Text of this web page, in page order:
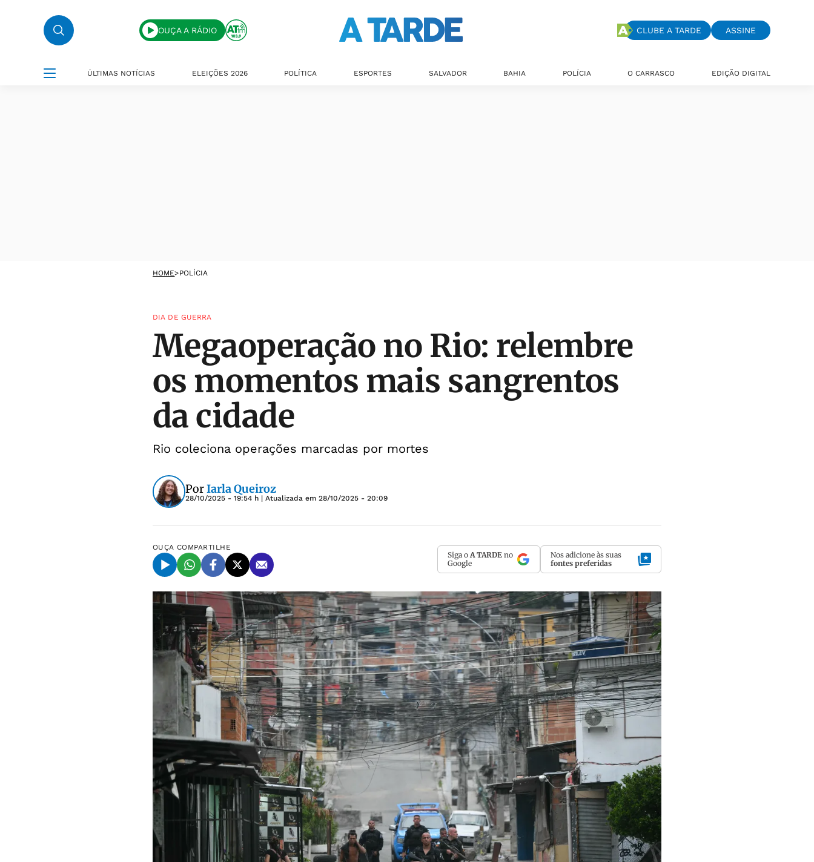
OUÇA A RÁDIO CLUBE A TARDE ASSINE
ÚLTIMAS NOTÍCIAS ELEIÇÕES 2026 POLÍTICA ESPORTES SALVADOR BAHIA POLÍCIA O CARRASCO EDIÇÃO DIGITAL
HOME>POLÍCIA
DIA DE GUERRA
Megaoperação no Rio: relembre
os momentos mais sangrentos
da cidade
Rio coleciona operações marcadas por mortes
PorIarla Queiroz
28/10/2025 - 19:54 h | Atualizada em 28/10/2025 - 20:09
OUÇA COMPARTILHE
Siga o A TARDE no
Google
Nos adicione às suas
fontes preferidas